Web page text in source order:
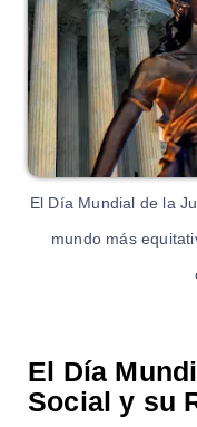
El Día Mundial de la
mundo más
El Día
Social y su